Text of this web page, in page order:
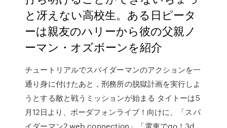
と冴えない高校生。ある日ピータ
ーは親友のハリーから彼の父親ノ
ーマン・オズボーンを紹介
チュートリアルでスパイダーマンのアクションを一
通り身に付けたあと，刑務所の脱獄計画を実行しよ
うとする敵と戦うミッションが始まる タイトーは5
月12日より、ボーダフォンライブ！向けに、「スパ
イダーマン2 web connection」「電車でgo！3d